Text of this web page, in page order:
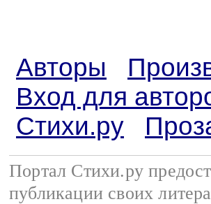
Авторы
Вход для
Стихи.ру
Портал Стихи.ру
публикации своих